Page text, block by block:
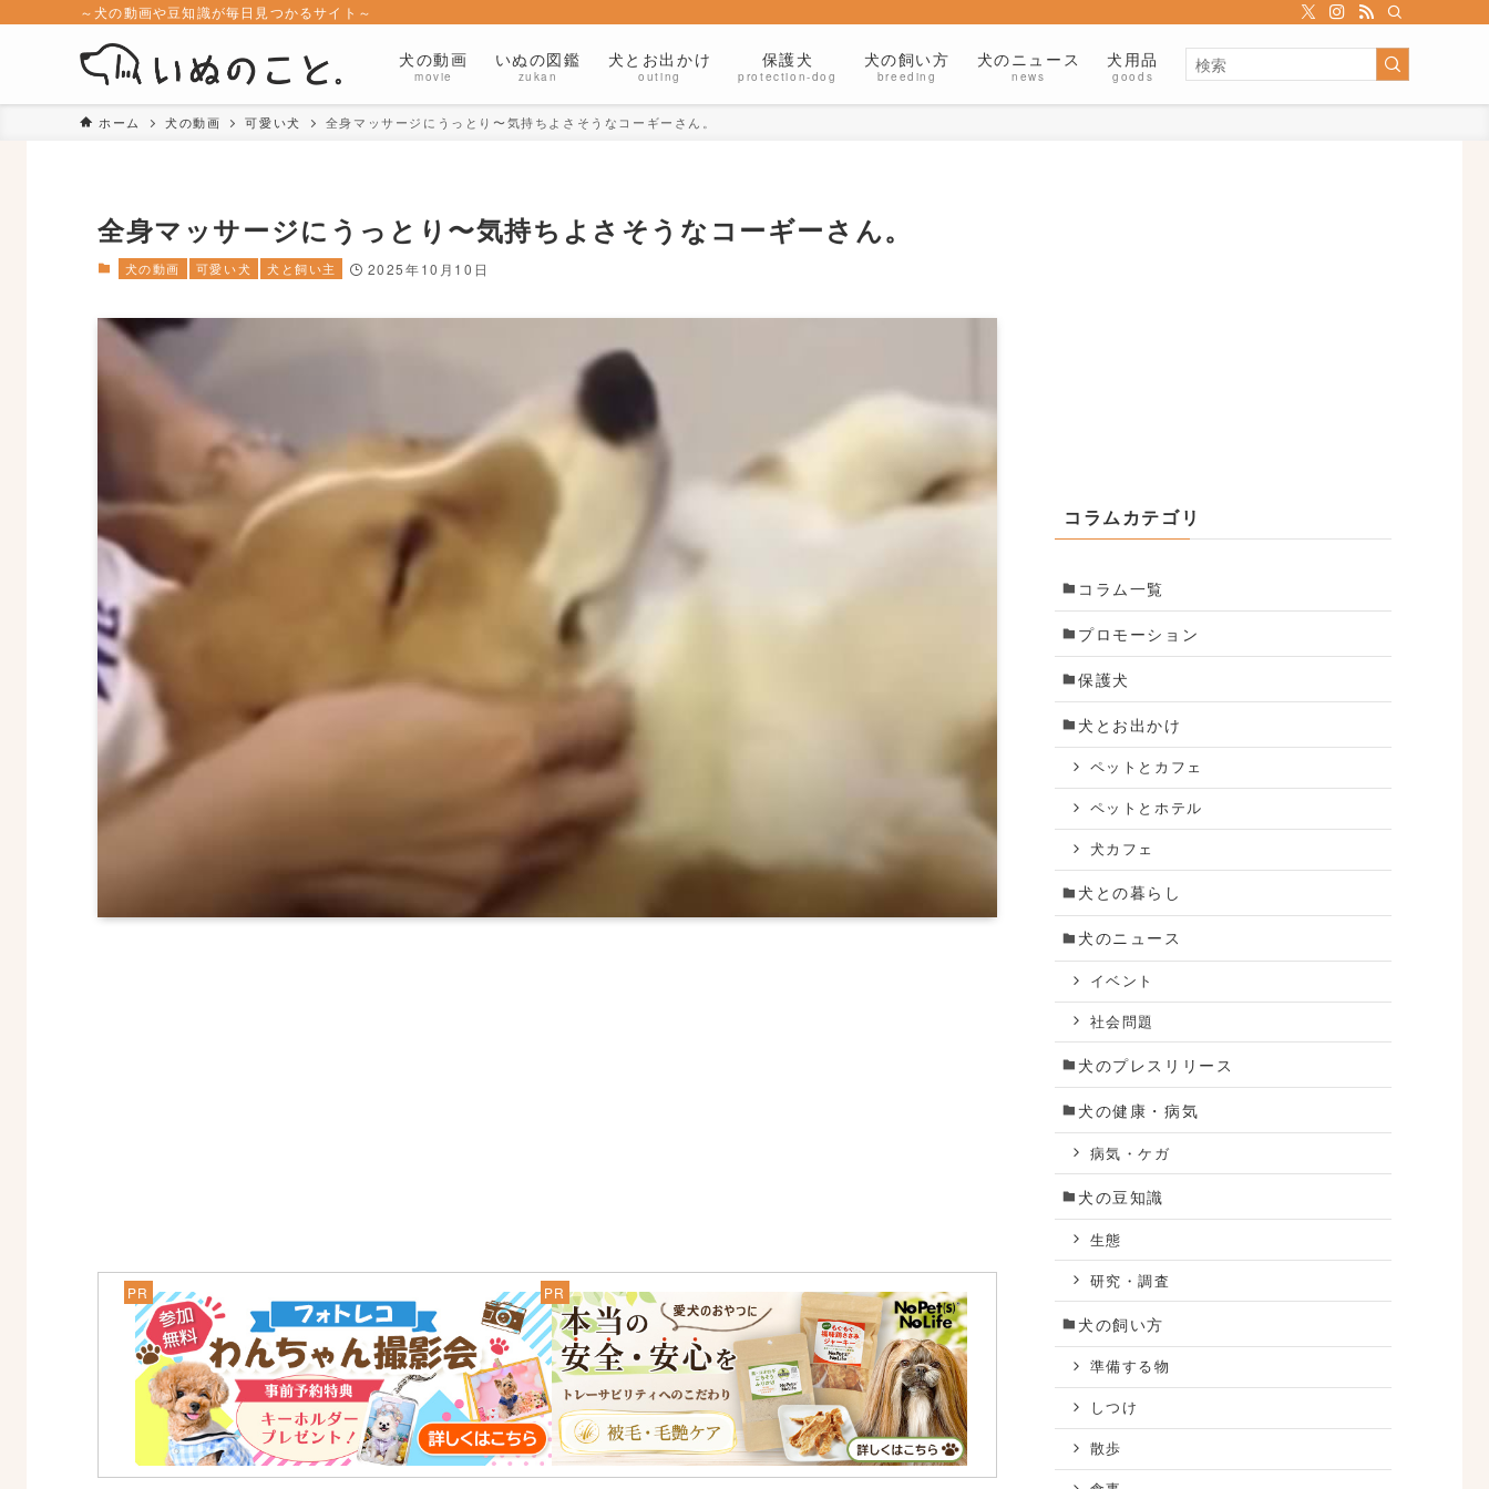
～犬の動画や豆知識が毎日見つかるサイト～
犬の動画
movie
いぬの図鑑
zukan
犬とお出かけ
outing
保護犬
protection-dog
犬の飼い方
breeding
犬のニュース
news
犬用品
goods
ホーム 犬の動画 可愛い犬 全身マッサージにうっとり〜気持ちよさそうなコーギーさん。
全身マッサージにうっとり〜気持ちよさそうなコーギーさん。
犬の動画 可愛い犬 犬と飼い主 2025年10月10日
コラムカテゴリ
コラム一覧
プロモーション
保護犬
犬とお出かけ
ペットとカフェ
ペットとホテル
犬カフェ
犬との暮らし
犬のニュース
イベント
社会問題
犬のプレスリリース
犬の健康・病気
病気・ケガ
犬の豆知識
生態
研究・調査
犬の飼い方
準備する物
しつけ
散歩